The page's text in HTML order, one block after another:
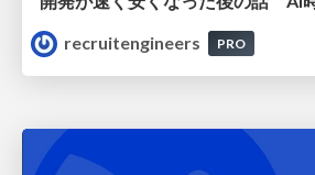
recruitengineers
PRO